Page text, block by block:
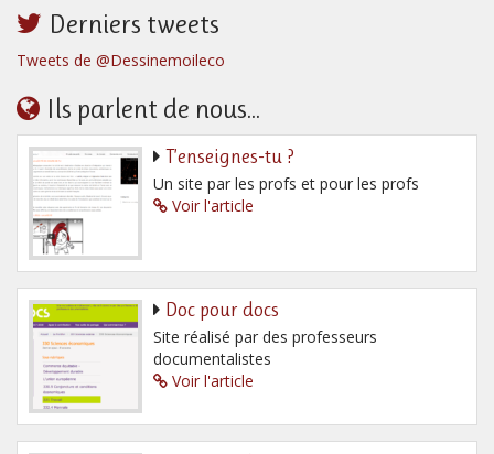
Derniers tweets
Tweets de @Dessinemoileco
Ils parlent de nous...
T’enseignes-tu ?
Un site par les profs et pour les profs
Voir l'article
Doc pour docs
Site réalisé par des professeurs
documentalistes
Voir l'article